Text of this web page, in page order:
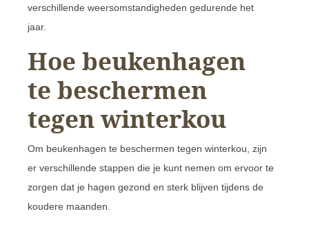
verschillende weersomstandigheden gedurende het
jaar.
Hoe beukenhagen
te beschermen
tegen winterkou
Om beukenhagen te beschermen tegen winterkou, zijn
er verschillende stappen die je kunt nemen om ervoor te
zorgen dat je hagen gezond en sterk blijven tijdens de
koudere maanden.